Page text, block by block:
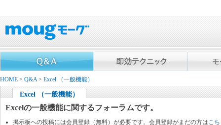
HOME > Q&A> Excel （一般機能）
Excel （一般機能）
Excelの一般機能に関するフォーラムです。
掲示板への投稿には会員登録（無料）が必要です。会員登録がまだの方は こ